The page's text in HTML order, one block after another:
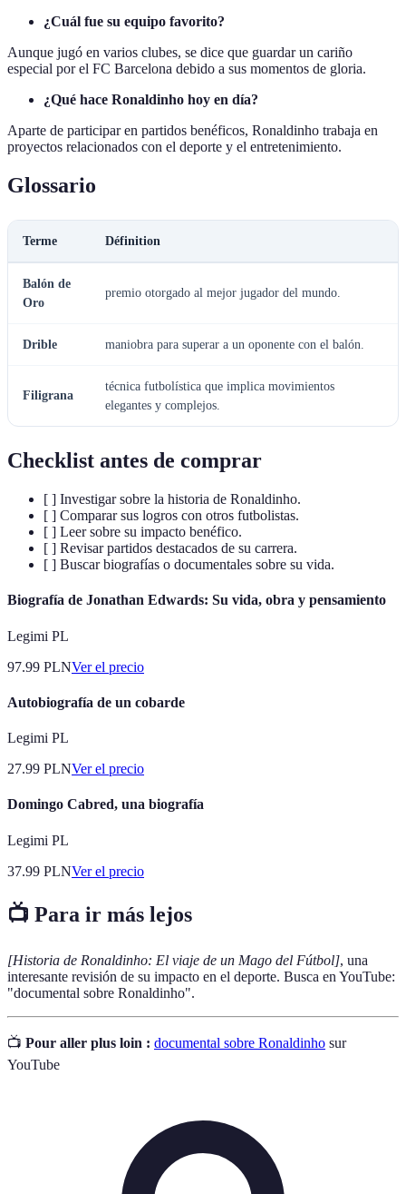
¿Cuál fue su equipo favorito?
Aunque jugó en varios clubes, se dice que guardar un cariño
especial por el FC Barcelona debido a sus momentos de gloria.
¿Qué hace Ronaldinho hoy en día?
Aparte de participar en partidos benéficos, Ronaldinho trabaja en
proyectos relacionados con el deporte y el entretenimiento.
Glossario
Terme Définition
Balón de
Oro
premio otorgado al mejor jugador del mundo.
Drible maniobra para superar a un oponente con el balón.
Filigrana
técnica futbolística que implica movimientos
elegantes y complejos.
Checklist antes de comprar
[ ] Investigar sobre la historia de Ronaldinho.
[ ] Comparar sus logros con otros futbolistas.
[ ] Leer sobre su impacto benéfico.
[ ] Revisar partidos destacados de su carrera.
[ ] Buscar biografías o documentales sobre su vida.
Biografía de Jonathan Edwards: Su vida, obra y pensamiento
Legimi PL
97.99 PLNVer el precio
Autobiografía de un cobarde
Legimi PL
27.99 PLNVer el precio
Domingo Cabred, una biografía
Legimi PL
37.99 PLNVer el precio
📺 Para ir más lejos
[Historia de Ronaldinho: El viaje de un Mago del Fútbol], una
interesante revisión de su impacto en el deporte. Busca en YouTube:
"documental sobre Ronaldinho".
📺 Pour aller plus loin : documental sobre Ronaldinho sur
YouTube